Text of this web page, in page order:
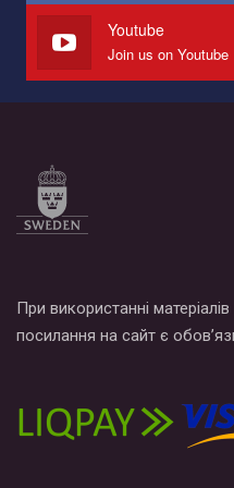
СОГИ в Украине.
Все, что вам нужно сделать
по этой ссылке и поставить
Youtube
Join us on Youtube
При використанні
посилання на сайт є